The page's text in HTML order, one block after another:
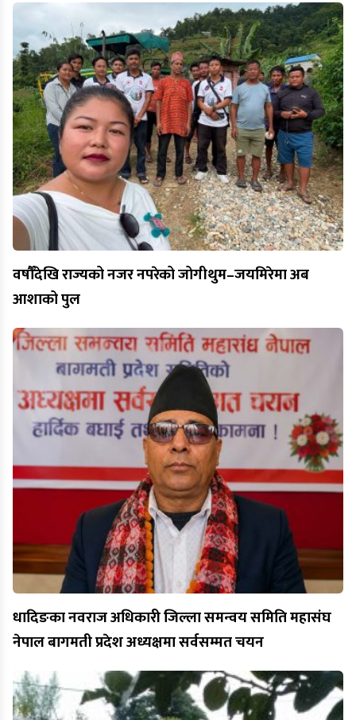
वर्षौँदेखि राज्यको नजर नपरेको जोगीथुम–जयमिरेमा अब
आशाको पुल
धादिङका नवराज अधिकारी जिल्ला समन्वय समिति महासंघ
नेपाल बागमती प्रदेश अध्यक्षमा सर्वसम्मत चयन